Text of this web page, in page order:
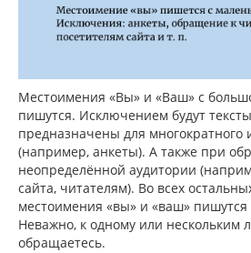
Местоимения «Вы» и «Ваш» с
пишутся. Исключением будут
предназначены для многократного
(например, анкеты). А также при
неопределённой аудитории
сайта, читателям). Во всех
местоимения «вы» и «ваш» пишутся
Неважно, к одному или нескольким
обращаетесь.